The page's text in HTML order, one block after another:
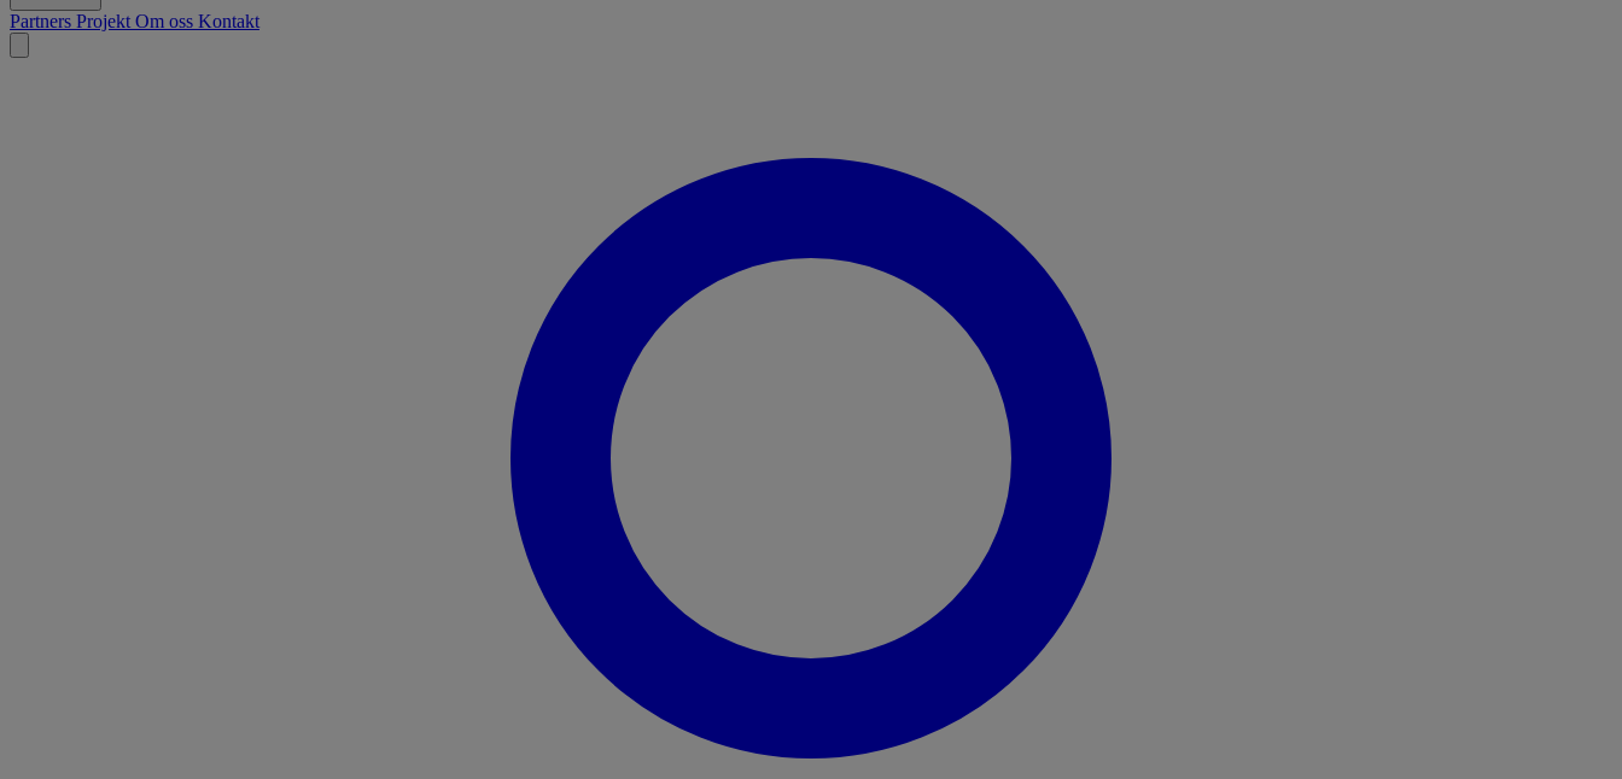
Partners Projekt Om oss Kontakt